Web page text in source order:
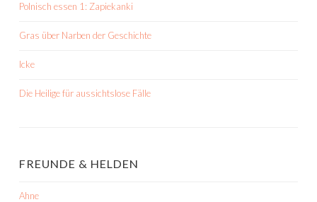
Polnisch essen 1: Zapiekanki
Gras über Narben der Geschichte
Icke
Die Heilige für aussichtslose Fälle
FREUNDE & HELDEN
Ahne